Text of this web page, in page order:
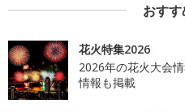
おす
花火特集2026
2026年の花火大会
情報も掲載